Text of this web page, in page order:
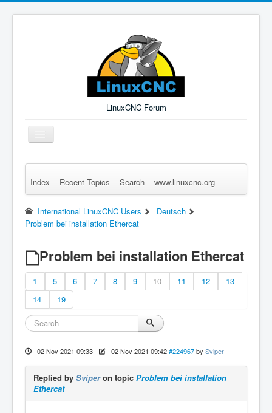
LinuxCNC Forum
Toggle
Navigation
Remember Me Log in Forgot Login? Sign up
Index Recent Topics Search www.linuxcnc.org
International LinuxCNC Users
Deutsch
Problem bei installation Ethercat
Problem bei installation Ethercat
1 5 6 7 8 9 10 11 12
13
14
19
02 Nov 2021 09:33- 02 Nov 2021 09:42 #224967 by Sviper
Replied by Sviperon topic Problem bei installation
Ethercat